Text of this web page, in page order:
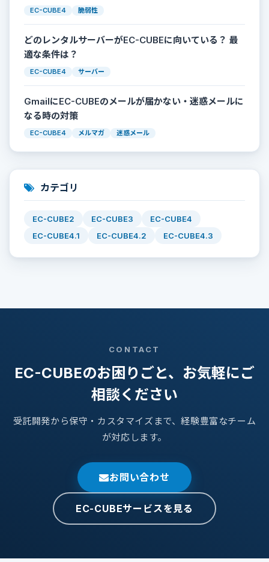
EC-CUBE4 脆弱性
どのレンタルサーバーがEC-CUBEに向いている？ 最
適な条件は？
EC-CUBE4 サーバー
GmailにEC-CUBEのメールが届かない・迷惑メールに
なる時の対策
EC-CUBE4 メルマガ 迷惑メール
カテゴリ
EC-CUBE2 EC-CUBE3
EC-CUBE4
EC-CUBE4.1
EC-CUBE4.2 EC-CUBE4.3
CONTACT
EC-CUBEのお困りごと、お気軽にご
相談ください
受託開発から保守・カスタマイズまで、経験豊富なチーム
が対応します。
お問い合わせ
EC-CUBEサービスを見る